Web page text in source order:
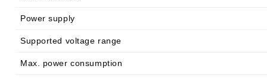
Power supply
Supported voltage range
Max. power consumption